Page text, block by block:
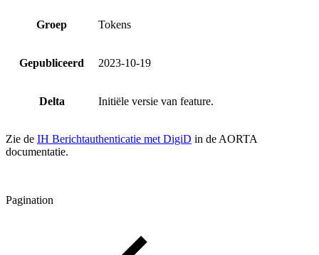
Groep Tokens
Gepubliceerd 2023-10-19
Delta Initiële versie van feature.
Zie de IH Berichtauthenticatie met DigiD in de AORTA
documentatie.
Pagination